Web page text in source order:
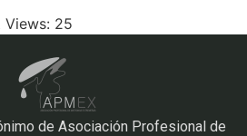
Views: 25
de Asociación Profesional de